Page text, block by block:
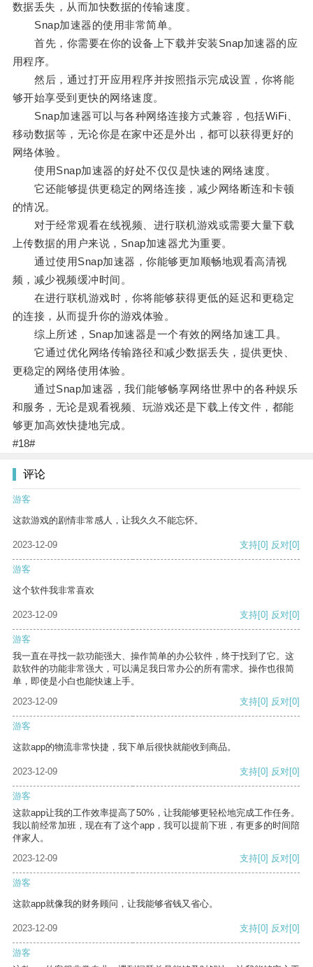
数据丢失，从而加快数据的传输速度。
Snap加速器的使用非常简单。
首先，你需要在你的设备上下载并安装Snap加速器的应
用程序。
然后，通过打开应用程序并按照指示完成设置，你将能
够开始享受到更快的网络速度。
Snap加速器可以与各种网络连接方式兼容，包括WiFi、
移动数据等，无论你是在家中还是外出，都可以获得更好的
网络体验。
使用Snap加速器的好处不仅仅是快速的网络速度。
它还能够提供更稳定的网络连接，减少网络断连和卡顿
的情况。
对于经常观看在线视频、进行联机游戏或需要大量下载
上传数据的用户来说，Snap加速器尤为重要。
通过使用Snap加速器，你能够更加顺畅地观看高清视
频，减少视频缓冲时间。
在进行联机游戏时，你将能够获得更低的延迟和更稳定
的连接，从而提升你的游戏体验。
综上所述，Snap加速器是一个有效的网络加速工具。
它通过优化网络传输路径和减少数据丢失，提供更快、
更稳定的网络使用体验。
通过Snap加速器，我们能够畅享网络世界中的各种娱乐
和服务，无论是观看视频、玩游戏还是下载上传文件，都能
够更加高效快捷地完成。
#18#
评论
游客
这款游戏的剧情非常感人，让我久久不能忘怀。
2023-12-09 支持[0] 反对[0]
游客
这个软件我非常喜欢
2023-12-09 支持[0] 反对[0]
游客
我一直在寻找一款功能强大、操作简单的办公软件，终于找到了它。这
款软件的功能非常强大，可以满足我日常办公的所有需求。操作也很简
单，即使是小白也能快速上手。
2023-12-09
支持[0] 反对[0]
游客
这款app的物流非常快捷，我下单后很快就能收到商品。
2023-12-09 支持[0] 反对[0]
游客
这款app让我的工作效率提高了50%，让我能够更轻松地完成工作任务。
我以前经常加班，现在有了这个app，我可以提前下班，有更多的时间陪
伴家人。
2023-12-09
支持[0] 反对[0]
游客
这款app就像我的财务顾问，让我能够省钱又省心。
2023-12-09 支持[0] 反对[0]
游客